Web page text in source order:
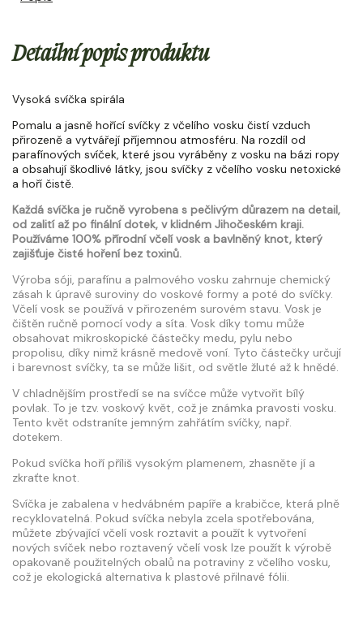
Detailní popis produktu
Vysoká svíčka spirála
Pomalu a jasně hořící svíčky z včelího vosku čistí vzduch
přirozeně a vytvářejí příjemnou atmosféru. Na rozdíl od
parafínových svíček, které jsou vyráběny z vosku na bázi ropy
a obsahují škodlivé látky, jsou svíčky z včelího vosku netoxické
a hoří čistě.
Každá svíčka je ručně vyrobena s pečlivým důrazem na detail,
od zalití až po finální dotek, v klidném Jihočeském kraji.
Používáme 100% přírodní včelí vosk a bavlněný knot, který
zajišťuje čisté hoření bez toxinů.
Výroba sóji, parafínu a palmového vosku zahrnuje chemický
zásah k úpravě suroviny do voskové formy a poté do svíčky.
Včelí vosk se používá v přirozeném surovém stavu. Vosk je
čištěn ručně pomocí vody a síta. Vosk díky tomu může
obsahovat mikroskopické částečky medu, pylu nebo
propolisu, díky nimž krásně medově voní. Tyto částečky určují
i barevnost svíčky, ta se může lišit, od světle žluté až k hnědé.
V chladnějším prostředí se na svíčce může vytvořit bílý
povlak. To je tzv. voskový květ, což je známka pravosti vosku.
Tento květ odstraníte jemným zahřátím svíčky, např.
dotekem.
Pokud svíčka hoří příliš vysokým plamenem, zhasněte jí a
zkraťte knot.
Svíčka je zabalena v hedvábném papíře a krabičce, která plně
recyklovatelná. Pokud svíčka nebyla zcela spotřebována,
můžete zbývající včelí vosk roztavit a použít k vytvoření
nových svíček nebo roztavený včelí vosk lze použít k výrobě
opakovaně použitelných obalů na potraviny z včelího vosku,
což je ekologická alternativa k plastové přilnavé fólii.